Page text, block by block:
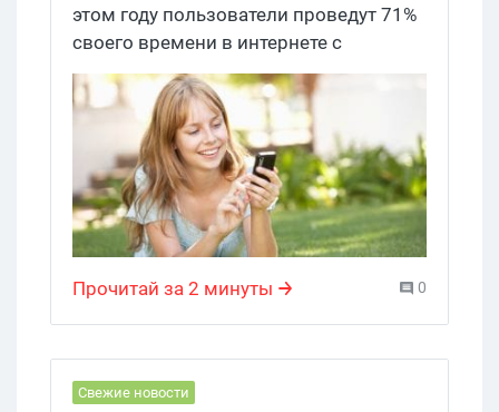
этом году пользователи проведут 71%
своего времени в интернете с
мобильных: в среднем, 86 минут в
день против 36 минут с десктопов.
Особенную активность проявляют в
Азиатско-Тихоокеанском регионе
(73%/27%) и в Северной Америке
(72%/28%). Всего же среднее время в
мобайле вырастет на 27,7%,
традиционное медиа – потеряют
около 3,4%.
Прочитай за 2 минуты 0
Свежие новости